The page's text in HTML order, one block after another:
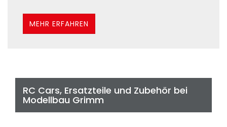
MEHR ERFAHREN
RC Cars, Ersatzteile und Zubehör bei
Modellbau Grimm